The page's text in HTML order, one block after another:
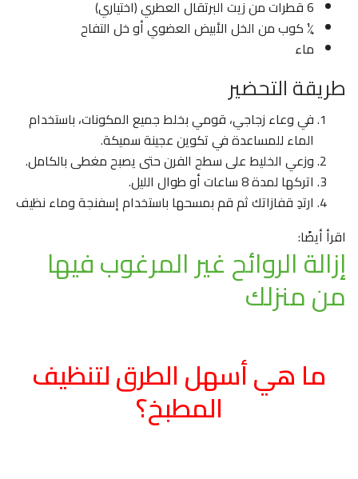
6 قطرات من زيت البرتقال العطري (اختياري)
¼ كوب من الخل الأبيض العضوي أو خل التفاح
ماء
طريقة التحضير
في وعاء زجاجي، قومي بخلط جميع المكونات، باستخدام
الماء للمساعدة في تكوين عجينة سميكة.
وزعي الخليط على سطح الفرن حتى يصبح مغطى بالكامل.
اتركها لمدة 8 ساعات أو طوال الليل.
ارتدِ قفازاتك ثم قم بمسحها باستخدام إسفنجة وماء نظيف
اقرأ أيضًا:
إزالة الروائح غير المرغوب فيها
من منزلك
ما هي أسهل الطرق لتنظيف
المطبخ؟